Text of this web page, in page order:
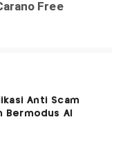
Anti Scam
Bermodus AI